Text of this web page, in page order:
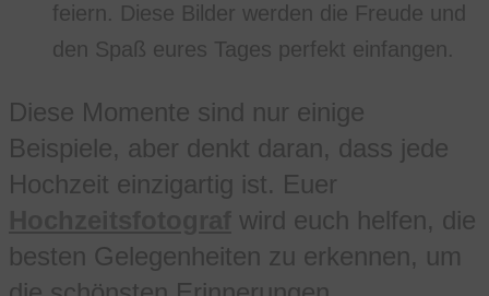
feiern. Diese Bilder werden die Freude und
den Spaß eures Tages perfekt einfangen.
Diese Momente sind nur einige
Beispiele, aber denkt daran, dass jede
Hochzeit einzigartig ist. Euer
wird euch helfen, die
besten Gelegenheiten zu erkennen, um